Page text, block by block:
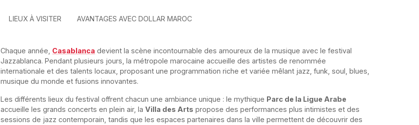
LIEUX À VISITER AVANTAGES AVEC DOLLAR MAROC
Chaque année, Casablanca devient la scène incontournable des amoureux de la musique avec le festival
Jazzablanca. Pendant plusieurs jours, la métropole marocaine accueille des artistes de renommée
internationale et des talents locaux, proposant une programmation riche et variée mêlant jazz, funk, soul, blues,
musique du monde et fusions innovantes.
Les différents lieux du festival offrent chacun une ambiance unique : le mythique Parc de la Ligue Arabe
accueille les grands concerts en plein air, laVilla des Arts propose des performances plus intimistes et des
sessions de jazz contemporain, tandis que les espaces partenaires dans la ville permettent de découvrir des